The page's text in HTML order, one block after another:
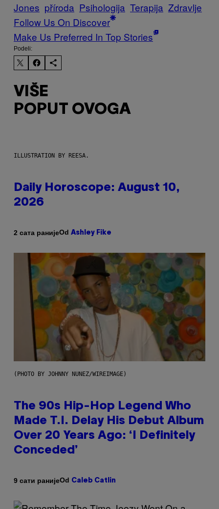
Jones příroda Psihologija Terapija Zdravlje
Follow Us On Discover
Make Us Preferred In Top Stories
Podeli:
VIŠE
POPUT OVOGA
ILLUSTRATION BY REESA.
Daily Horoscope: August 10,
2026
2 сата ранијеOd Ashley Fike
(PHOTO BY JOHNNY NUNEZ/WIREIMAGE)
The 90s Hip-Hop Legend Who
Made T.I. Delay His Debut Album
Over 20 Years Ago: ‘I Definitely
Conceded’
9 сати ранијеOd Caleb Catlin